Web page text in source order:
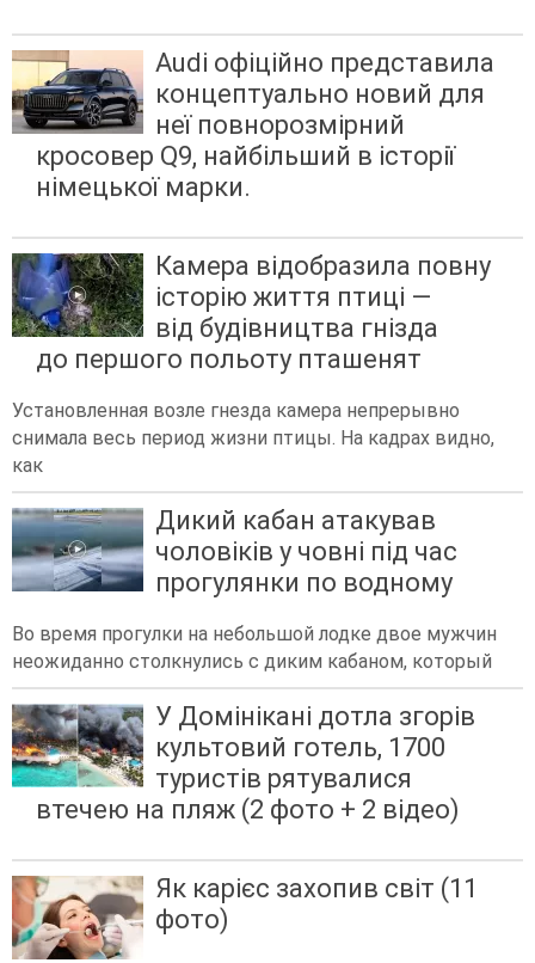
Audi офіційно представила
концептуально новий для
неї повнорозмірний
кросовер Q9, найбільший в історії
німецької марки.
Камера відобразила повну
історію життя птиці —
від будівництва гнізда
до першого польоту пташенят
Установленная возле гнезда камера непрерывно
снимала весь период жизни птицы. На кадрах видно,
как
Дикий кабан атакував
чоловіків у човні під час
прогулянки по водному
Во время прогулки на небольшой лодке двое мужчин
неожиданно столкнулись с диким кабаном, который
У Домінікані дотла згорів
культовий готель, 1700
туристів рятувалися
втечею на пляж (2 фото + 2 відео)
Як карієс захопив світ (11
фото)